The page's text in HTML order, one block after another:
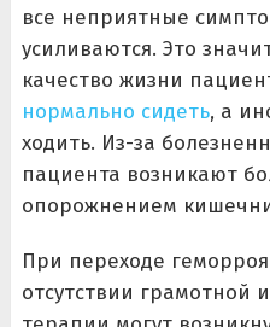
все неприятные
усиливаются. Это
качество жизни
нормально сидеть, а
ходить. Из-за
пациента возникают
опорожнением
При переходе
отсутствии грамотной